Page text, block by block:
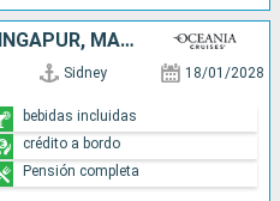
AUSTRALIA, INDONESIA, SINGAPUR, MALASIA, TAILANDIA, SRI LANKA, INDIA, EMIRATOS ÁRABES UNIDOS
Sidney 18/01/2028
bebidas incluidas
crédito a bordo
Pensión completa